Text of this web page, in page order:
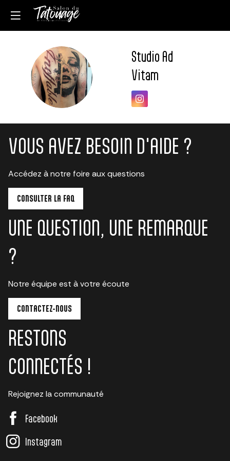
SAV
Studio Ad
Vitam
VOUS AVEZ BESOIN D'AIDE ?
Accédez à notre foire aux questions
CONSULTER LA FAQ
UNE QUESTION, UNE REMARQUE
?
Notre équipe est à votre écoute
CONTACTEZ-NOUS
RESTONS
CONNECTÉS !
Rejoignez la communauté
Facebook
Instagram